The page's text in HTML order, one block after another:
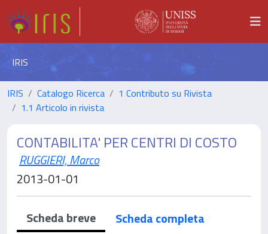
IRIS
IRIS Catalogo Ricerca
1 Contributo su Rivista
1.1 Articolo in rivista
CONTABILITA' PER CENTRI DI COSTO
RUGGIERI, Marco
2013-01-01
Scheda breve
Scheda completa